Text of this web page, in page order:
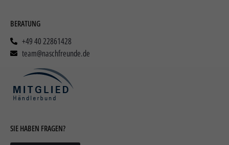
BERATUNG
+49 40 22861428
team@naschfreunde.de
SIE HABEN FRAGEN?